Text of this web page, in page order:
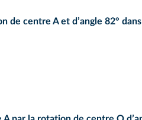
de centre A et dʼangle 82°